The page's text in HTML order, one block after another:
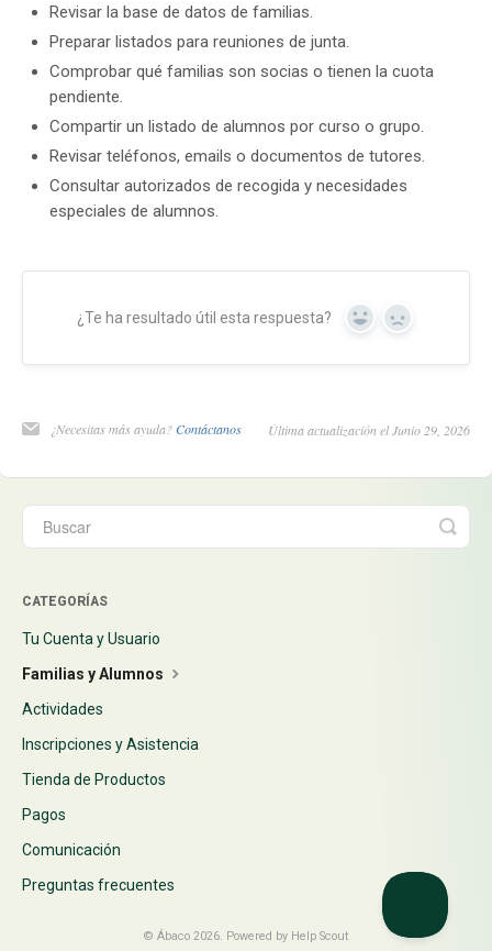
Revisar la base de datos de familias.
Preparar listados para reuniones de junta.
Comprobar qué familias son socias o tienen la cuota
pendiente.
Compartir un listado de alumnos por curso o grupo.
Revisar teléfonos, emails o documentos de tutores.
Consultar autorizados de recogida y necesidades
especiales de alumnos.
¿Te ha resultado útil esta respuesta? Yes No
¿Necesitas más ayuda?Contáctanos Última actualización el Junio 29, 2026
CATEGORÍAS
Tu Cuenta y Usuario
Familias y Alumnos
Actividades
Inscripciones y Asistencia
Tienda de Productos
Pagos
Comunicación
Preguntas frecuentes
© Ábaco 2026. Powered by Help Scout